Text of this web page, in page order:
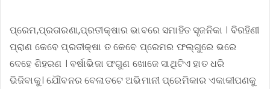
ପ୍ରେମ,ପ୍ରତାରଣା,ପ୍ରତୀକ୍ଷାର ଭାବରେ ସମାହିତ ସୃଜନିକା । ବିରହିଣୀ
ପ୍ରାଣ କେବେ ପ୍ରତୀକ୍ଷା ତ କେବେ ପ୍ରେମର ଫଲ୍ଗୁରେ ଭରେ
ଦେହେ ଶିହରଣ । ବର୍ଷାଭିଜା ଫଗୁଣ ଖୋଜେ ସାଥିଟିଏ ହାତ ଧରି
ଭିଜିବାକୁ। ଯୌବନର ବେଳାତଟେ ଅଭିମାନୀ ପ୍ରେମିକାର ଏକାକୀପଣକୁ